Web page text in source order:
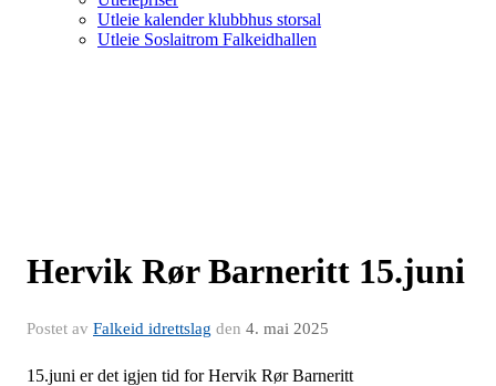
Utleie kalender klubbhus storsal
Utleie Soslaitrom Falkeidhallen
Hervik Rør Barneritt 15.juni
Postet av Falkeid idrettslag den 4. mai 2025
15.juni er det igjen tid for Hervik Rør Barneritt